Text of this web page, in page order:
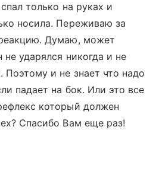
только на руках и
носила. Переживаю за
Думаю, может
ударялся никогда и не
Поэтому и не знает что надо
падает на бок. Или это все
который должен
Спасибо Вам еще раз!